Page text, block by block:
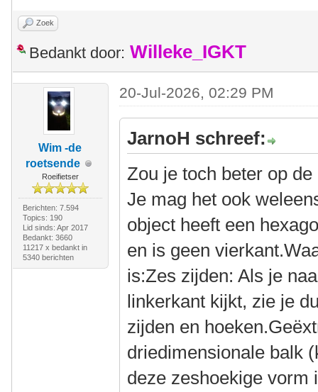
Zoek
Bedankt door: Willeke_IGKT
Wim -de
roetsende
Roeifietser
Berichten: 7.594
Topics: 190
Lid sinds: Apr 2017
Bedankt: 3660
11217 x bedankt in
5340 berichten
20-Jul-2026, 02:29 PM
JarnoH schreef:
Zou je toch beter op
Je mag het ook
object heeft een
en is geen
is:Zes zijden: Als je
linkerkant kijkt, zie je
zijden en
driedimensionale balk
deze zeshoekige vorm